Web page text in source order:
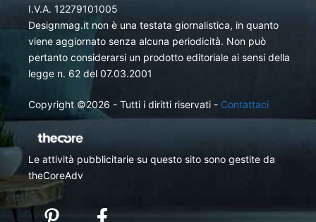
I.V.A. 12279101005
Designmag.it non è una testata giornalistica, in quanto
viene aggiornato senza alcuna periodicità. Non può
pertanto considerarsi un prodotto editoriale ai sensi della
legge n. 62 del 07.03.2001
Copyright ©2026 - Tutti i diritti riservati - Contattaci
Le attività pubblicitarie su questo sito sono gestite da
theCoreAdv